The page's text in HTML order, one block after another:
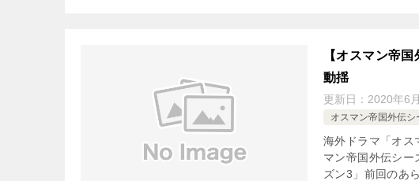
【オスマン帝
動揺
更新日： 2020年6
オスマン帝国外伝シ
海外ドラマ「オス
マン帝国外伝シ
ズン3」前回のあ